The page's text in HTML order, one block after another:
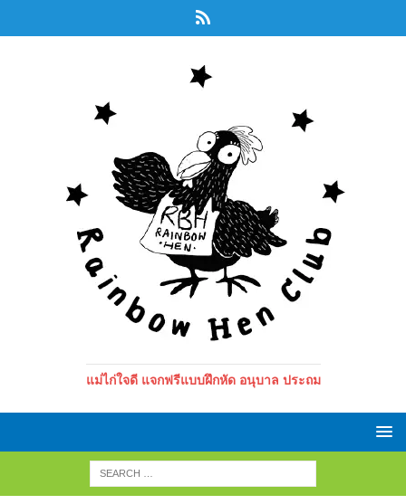
แม่ไก่ใจดี แจกฟรีแบบฝึกหัด อนุบาล ประถม